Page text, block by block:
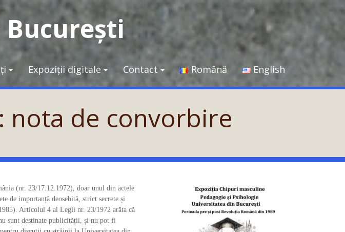
Expoziții digitale Contact Română English
nota de convorbire
(nr. 23/17.12.1972), doar unul din actele
de importanță deosebită, strict secrete și
Articolul 4 al Legii nr. 23/1972 arăta că
sunt destinate publicității, și nu pot fi